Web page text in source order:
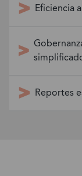
Eficiencia
Reportes